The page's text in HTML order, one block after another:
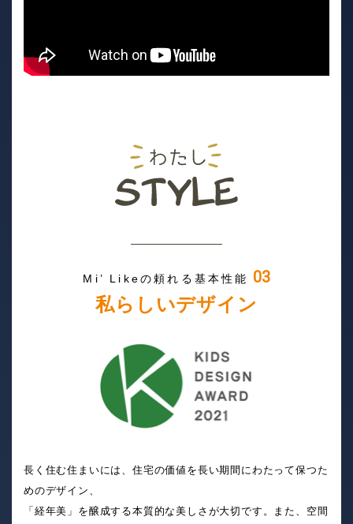
Mi’ Likeの頼れる基本性能 03
私らしいデザイン
長く住む住まいには、住宅の価値を長い期間にわたって保つた
めのデザイン、
「経年美」を醸成する本質的な美しさが大切です。また、空間